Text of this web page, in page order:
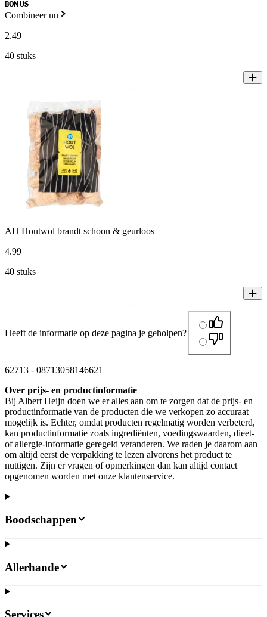
BONUS
Combineer nu
2.49
40 stuks
AH Houtwol brandt schoon & geurloos
4.99
40 stuks
Heeft de informatie op deze pagina je geholpen?
62713 - 08713058146621
Over prijs- en productinformatie
Bij Albert Heijn doen we er alles aan om te zorgen dat de prijs- en
productinformatie van de producten die we verkopen zo accuraat
mogelijk is. Echter, omdat producten regelmatig worden verbeterd,
kan productinformatie zoals ingrediënten, voedingswaarden, dieet-
of allergie-informatie geregeld veranderen. We raden je daarom aan
om altijd eerst de verpakking te lezen alvorens het product te
nuttigen. Zijn er vragen of opmerkingen dan kan altijd contact
opgenomen worden met onze klantenservice.
Boodschappen
Allerhande
Services